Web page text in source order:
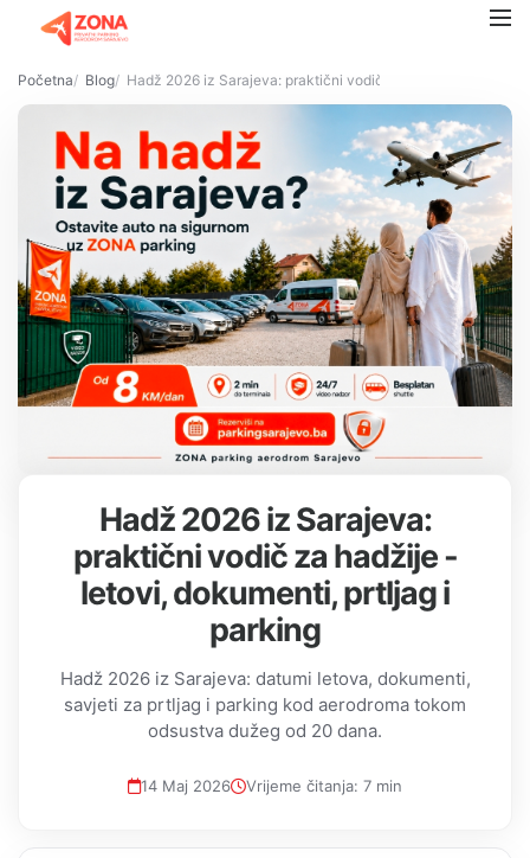
Početna Blog Hadž 2026 iz Sarajeva: praktični vodič za hadžije - letovi,
Hadž 2026 iz Sarajeva:
praktični vodič za hadžije -
letovi, dokumenti, prtljag i
parking
Hadž 2026 iz Sarajeva: datumi letova, dokumenti,
savjeti za prtljag i parking kod aerodroma tokom
odsustva dužeg od 20 dana.
14 Maj 2026 Vrijeme čitanja: 7 min